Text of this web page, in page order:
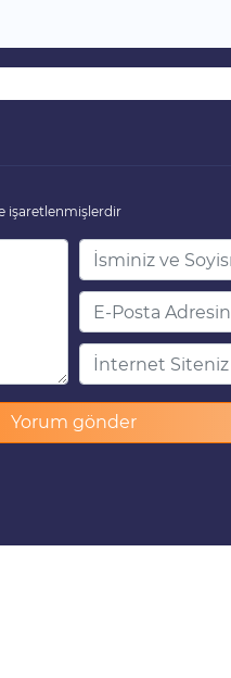
işaretlenmişlerdir